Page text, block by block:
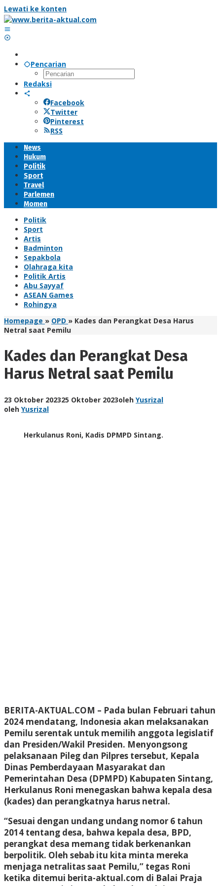
Lewati ke konten
Pencarian
Redaksi
Facebook
Twitter
Pinterest
RSS
News
Hukum
Politik
Sport
Travel
Parlemen
Momen
Politik
Sport
Artis
Badminton
Sepakbola
Olahraga kita
Politik Artis
Abu Sayyaf
ASEAN Games
Rohingya
Homepage » OPD » Kades dan Perangkat Desa Harus
Netral saat Pemilu
Kades dan Perangkat Desa
Harus Netral saat Pemilu
23 Oktober 202325 Oktober 2023oleh Yusrizal
oleh Yusrizal
Herkulanus Roni, Kadis DPMPD Sintang.
BERITA-AKTUAL.COM – Pada bulan Februari tahun
2024 mendatang, Indonesia akan melaksanakan
Pemilu serentak untuk memilih anggota legislatif
dan Presiden/Wakil Presiden. Menyongsong
pelaksanaan Pileg dan Pilpres tersebut, Kepala
Dinas Pemberdayaan Masyarakat dan
Pemerintahan Desa (DPMPD) Kabupaten Sintang,
Herkulanus Roni menegaskan bahwa kepala desa
(kades) dan perangkatnya harus netral.
“Sesuai dengan undang undang nomor 6 tahun
2014 tentang desa, bahwa kepala desa, BPD,
perangkat desa memang tidak berkenankan
berpolitik. Oleh sebab itu kita minta mereka
menjaga netralitas saat Pemilu,” tegas Roni
ketika ditemui berita-aktual.com di Balai Praja